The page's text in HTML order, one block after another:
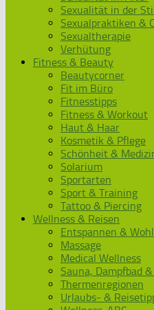
Sexualität in der
Sexualpraktiken &
Sexualtherapie
Verhütung
Fitness & Beauty
Beautycorner
Fit im Büro
Fitnesstipps
Fitness & Workout
Haut & Haar
Kosmetik & Pflege
Schönheit &
Solarium
Sportarten
Sport & Training
Tattoo & Piercing
Wellness & Reisen
Entspannen &
Massage
Medical Wellness
Sauna, Dampfbad &
Thermenregionen
Urlaubs- &